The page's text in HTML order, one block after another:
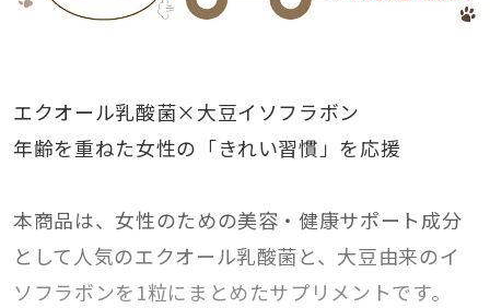
エクオール乳酸菌×大豆イソフラボン
年齢を重ねた女性の「きれい習慣」を応援
本商品は、女性のための美容・健康サポート成分
として人気のエクオール乳酸菌と、大豆由来のイ
ソフラボンを1粒にまとめたサプリメントです。